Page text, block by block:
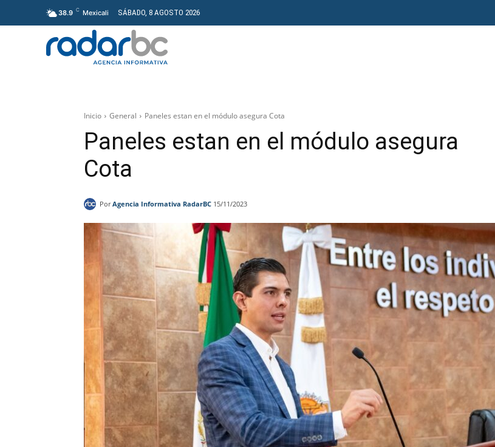
38.9 C Mexicali SÁBADO, 8 AGOSTO 2026
Inicio General Paneles estan en el módulo asegura Cota
Paneles estan en el módulo asegura
Cota
Por Agencia Informativa RadarBC 15/11/2023